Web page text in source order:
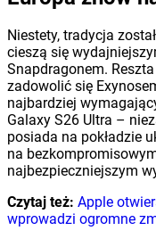
Niestety, tradycja
cieszą się
Snapdragonem.
zadowolić się
najbardziej
Galaxy S26 Ultra –
posiada na pokładzie
na
najbezpieczniejszym
Czytaj też: Apple
wprowadzi ogromne